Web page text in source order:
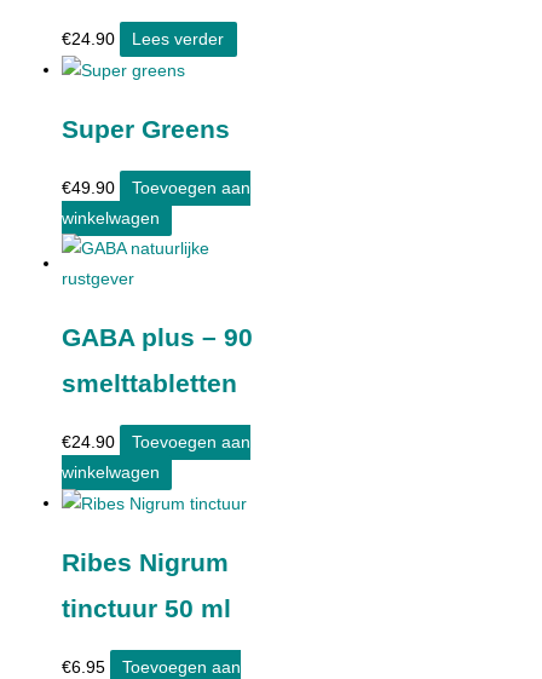
€24.90 Lees verder
Super Greens
€49.90
Toevoegen aan
winkelwagen
GABA plus – 90
smelttabletten
€24.90
Toevoegen aan
winkelwagen
Ribes Nigrum
tinctuur 50 ml
€6.95
Toevoegen aan